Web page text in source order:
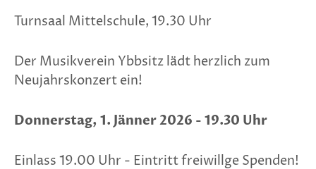
Turnsaal Mittelschule, 19.30 Uhr
Der Musikverein Ybbsitz lädt herzlich zum
Neujahrskonzert ein!
Donnerstag, 1. Jänner 2026 - 19.30 Uhr
Einlass 19.00 Uhr - Eintritt freiwillge Spenden!